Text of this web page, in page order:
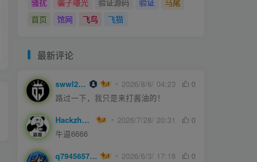
和平精英iGG修改代码教程
首页
馆网 飞鸟 飞猫
最新评论
swwl2457 2026/8/6/ 04:23
0
路过一下，我只是来打酱油的！
Hackzheng 2026/7/28/ 20:31
0
牛逼6666
q794565750 2026/6/3/ 17:18
0